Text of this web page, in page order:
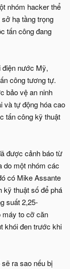
nhóm hacker thể
hạ tầng trọng
tấn công đang
nước Mỹ,
công tương tự.
bảo vệ an ninh
và tự động hóa cao
tấn công kỹ thuật
được cảnh báo từ
do một nhóm các
có Mike Assante
kỹ thuật số để phá
suất 2,25-
máy to cỡ căn
khói đen trước khi
ra sao nếu bị